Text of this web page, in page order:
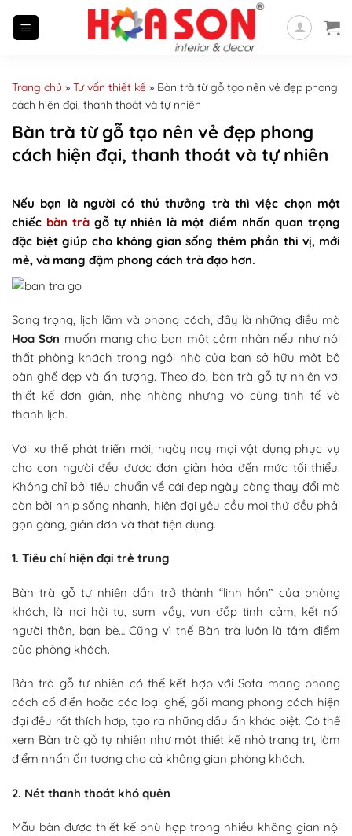
Trang chủ » Tư vấn thiết kế » Bàn trà từ gỗ tạo nên vẻ đẹp phong
cách hiện đại, thanh thoát và tự nhiên
Bàn trà từ gỗ tạo nên vẻ đẹp phong
cách hiện đại, thanh thoát và tự nhiên
Nếu bạn là người có thú thưởng trà thì việc chọn một
chiếc bàn trà gỗ tự nhiên là một điểm nhấn quan trọng
đặc biệt giúp cho không gian sống thêm phần thi vị, mới
mẻ, và mang đậm phong cách trà đạo hơn.
Sang trọng, lịch lãm và phong cách, đấy là những điều mà
Hoa Sơn muốn mang cho bạn một cảm nhận nếu như nội
thất phòng khách trong ngôi nhà của bạn sở hữu một bộ
bàn ghế đẹp và ấn tượng. Theo đó, bàn trà gỗ tự nhiên với
thiết kế đơn giản, nhẹ nhàng nhưng vô cùng tinh tế và
thanh lịch.
Với xu thế phát triển mới, ngày nay mọi vật dụng phục vụ
cho con người đều được đơn giản hóa đến mức tối thiểu.
Không chỉ bởi tiêu chuẩn về cái đẹp ngày càng thay đổi mà
còn bởi nhịp sống nhanh, hiện đại yêu cầu mọi thứ đều phải
gọn gàng, giản đơn và thật tiện dụng.
1. Tiêu chí hiện đại trẻ trung
Bàn trà gỗ tự nhiên dần trở thành “linh hồn” của phòng
khách, là nơi hội tụ, sum vầy, vun đắp tình cảm, kết nối
người thân, bạn bè… Cũng vì thế Bàn trà luôn là tâm điểm
của phòng khách.
Bàn trà gỗ tự nhiên có thể kết hợp với Sofa mang phong
cách cổ điển hoặc các loại ghế, gối mang phong cách hiện
đại đều rất thích hợp, tạo ra những dấu ấn khác biệt. Có thể
xem Bàn trà gỗ tự nhiên như một thiết kế nhỏ trang trí, làm
điểm nhấn ấn tượng cho cả không gian phòng khách.
2. Nét thanh thoát khó quên
Mẫu bàn được thiết kế phù hợp trong nhiều không gian nội